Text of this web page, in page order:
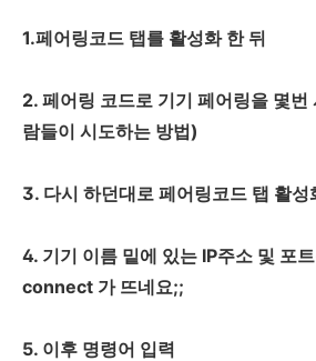
1.페어링코드 탭를 활성화 한 뒤
2. 페어링 코드로 기기 페어링을 몇
람들이 시도하는 방법)
3. 다시 하던대로 페어링코드 탭 활
4. 기기 이름 밑에 있는 IP주소 및 포
connect 가 뜨네요;;
5. 이후 명령어 입력